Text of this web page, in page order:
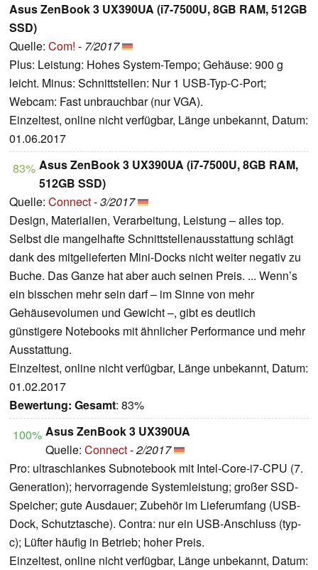
Asus ZenBook 3 UX390UA (i7-7500U, 8GB RAM, 512GB
SSD)
Quelle: Com! - 7/2017
Plus: Leistung: Hohes System-Tempo; Gehäuse: 900 g
leicht. Minus: Schnittstellen: Nur 1 USB-Typ-C-Port;
Webcam: Fast unbrauchbar (nur VGA).
Einzeltest, online nicht verfügbar, Länge unbekannt, Datum:
01.06.2017
83% Asus ZenBook 3 UX390UA (i7-7500U, 8GB RAM,
512GB SSD)
Quelle: Connect-3/2017
Design, Materialien, Verarbeitung, Leistung – alles top.
Selbst die mangelhafte Schnittstellenausstattung schlägt
dank des mitgelieferten Mini-Docks nicht weiter negativ zu
Buche. Das Ganze hat aber auch seinen Preis. ... Wenn’s
ein bisschen mehr sein darf – im Sinne von mehr
Gehäusevolumen und Gewicht –, gibt es deutlich
günstigere Notebooks mit ähnlicher Performance und mehr
Ausstattung.
Einzeltest, online nicht verfügbar, Länge unbekannt, Datum:
01.02.2017
Bewertung: Gesamt: 83%
100% Asus ZenBook 3 UX390UA
Quelle: Connect-2/2017
Pro: ultraschlankes Subnotebook mit Intel-Core-i7-CPU (7.
Generation); hervorragende Systemleistung; großer SSD-
Speicher; gute Ausdauer; Zubehör im Lieferumfang (USB-
Dock, Schutztasche). Contra: nur ein USB-Anschluss (typ-
c); Lüfter häufig in Betrieb; hoher Preis.
Einzeltest, online nicht verfügbar, Länge unbekannt, Datum: